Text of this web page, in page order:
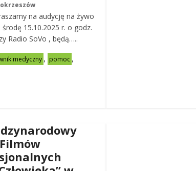
na audycję na żywo
15.10.2025 r. o godz.
Radio SoVo , będą…..
medyczny , pomoc ,